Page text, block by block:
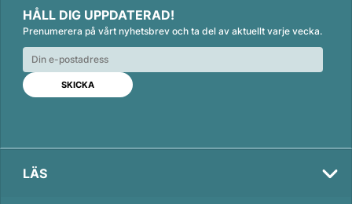
n
k
e
d
n
c
e
b
o
o
k
a
i
l
HÅLL DIG UPPDATERAD!
Prenumerera på vårt nyhetsbrev och ta del av aktuellt varje vecka.
LÄS